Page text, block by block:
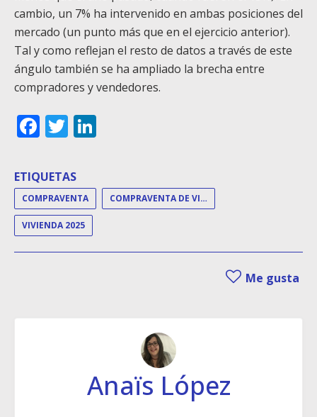
cambio, un 7% ha intervenido en ambas posiciones del
mercado (un punto más que en el ejercicio anterior).
Tal y como reflejan el resto de datos a través de este
ángulo también se ha ampliado la brecha entre
compradores y vendedores.
Facebook
Twitter
ETIQUETAS
COMPRAVENTA COMPRAVENTA DE VIVIENDAS
VIVIENDA 2025
Me gusta
Anaïs López